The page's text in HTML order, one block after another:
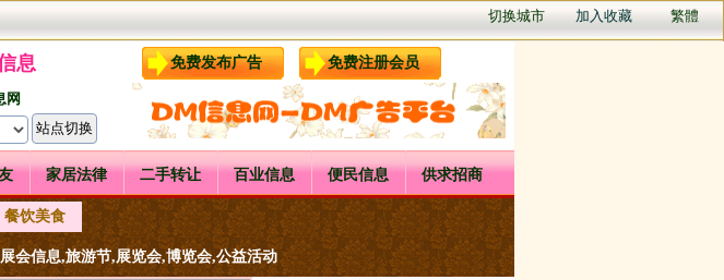
切换城市 加入收藏 繁體
免费发布广告 免费注册会员
息
网
家居法律 二手转让 百业信息 便民信息 供求招商
餐饮美食
会信息,旅游节,展览会,博览会,公益活动